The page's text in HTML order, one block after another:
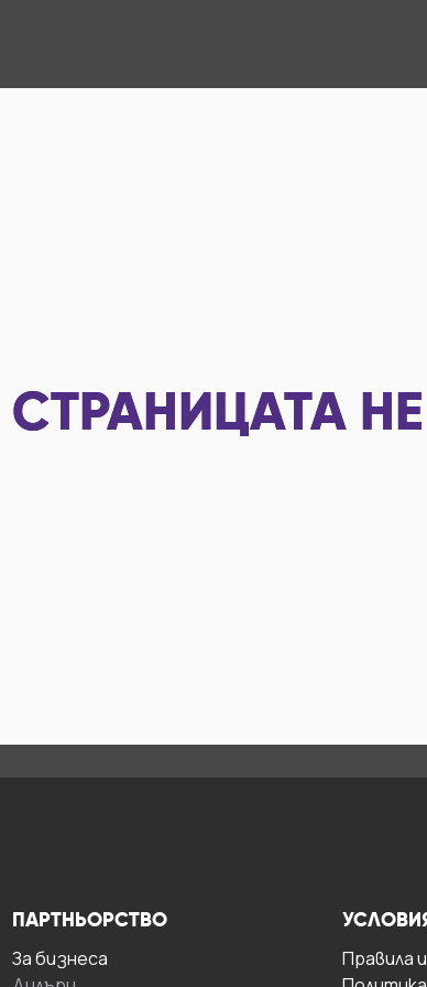
СТРАНИЦАТА
ПАРТНЬОРСТВО
За бизнесa
Правила